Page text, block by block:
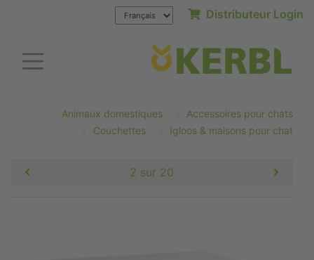
Distributeur Login
Animaux domestiques
Accessoires pour chats
Couchettes
Igloos & maisons pour chat
2 sur 20